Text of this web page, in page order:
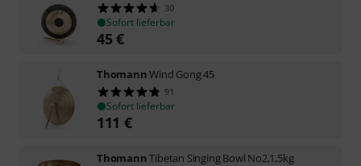
30
Sofort lieferbar
45€
ThomannWind Gong 45
91
Sofort lieferbar
111 €
ThomannTibetan Singing Bowl No2,1,5kg